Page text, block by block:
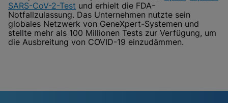
SARS-CoV-2-Test und erhielt die FDA-
Notfallzulassung. Das Unternehmen nutzte sein
globales Netzwerk von GeneXpert-Systemen und
stellte mehr als 100 Millionen Tests zur Verfügung, um
die Ausbreitung von COVID-19 einzudämmen.